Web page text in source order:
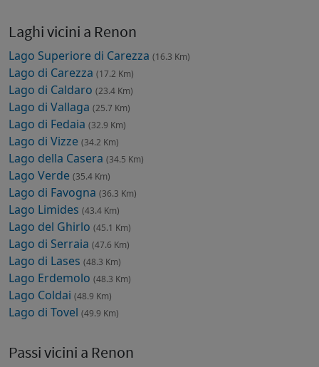
Laghi vicini a Renon
Lago Superiore di Carezza (16.3 Km)
Lago di Carezza (17.2 Km)
Lago di Caldaro (23.4 Km)
Lago di Vallaga (25.7 Km)
Lago di Fedaia (32.9 Km)
Lago di Vizze (34.2 Km)
Lago della Casera (34.5 Km)
Lago Verde (35.4 Km)
Lago di Favogna (36.3 Km)
Lago Limides (43.4 Km)
Lago del Ghirlo (45.1 Km)
Lago di Serraia (47.6 Km)
Lago di Lases (48.3 Km)
Lago Erdemolo (48.3 Km)
Lago Coldai (48.9 Km)
Lago di Tovel (49.9 Km)
Passi vicini a Renon